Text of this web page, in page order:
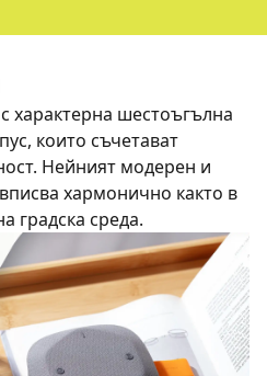
характерна шестоъгълна
които съчетават
Нейният модерен и
хармонично както в
градска среда.